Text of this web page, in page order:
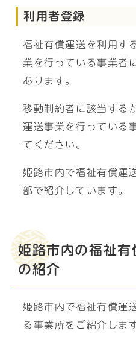
利用者登録
福祉有償運送を利用す
業を行っている事業者
あります。
移動制約者に該当する
運送事業を行っている
てください。
姫路市内で福祉有償運
部で紹介しています。
姫路市内の福祉
の紹介
姫路市内で福祉有償運
る事業所をご紹介しま